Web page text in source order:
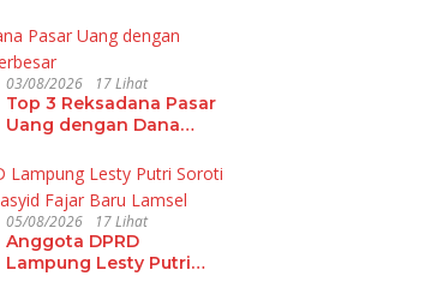
03/08/2026 17 Lihat
Top 3 Reksadana Pasar
Uang dengan Dana
05/08/2026 17 Lihat
Anggota DPRD
Lampung Lesty Putri